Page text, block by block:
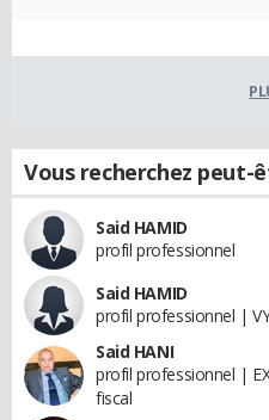
Vous recherchez peut-
Said HAMID
profil professionnel
Said HAMID
profil professionnel |
Said HANI
profil professionnel |
fiscal